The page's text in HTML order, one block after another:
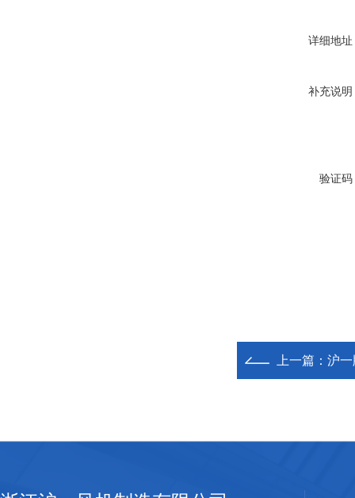
详细地址
补充说明
验证码
上一篇： 沪